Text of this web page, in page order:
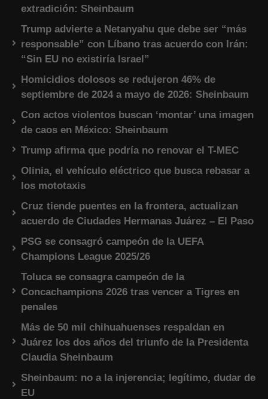
extradición: Sheinbaum
Trump advierte a Netanyahu que debe ser “más
responsable” con Líbano tras acuerdo con Irán:
“Sin EU no existiría Israel”
Homicidios dolosos se redujeron 46% de
septiembre de 2024 a mayo de 2026: Sheinbaum
Con actos violentos buscan ‘montar’ una imagen
de caos en México: Sheinbaum
Trump afirma que podría no renovar el T-MEC
Olinia, el vehículo eléctrico que busca rebasar a
los mototaxis
Cruz tiende puentes en la frontera, actualizan
acuerdo de Ciudades Hermanas Juárez – El Paso
PSG se consagró campeón de la UEFA
Champions League 2025/26
Toluca se consagra campeón de la
Concachampions 2026 tras vencer a Tigres en
penales
Más de 50 mil chihuahuenses respaldan en
Juárez los dos años del triunfo de la Presidenta
Claudia Sheinbaum
Sheinbaum: no a la injerencia; legítimo, dudar de
EU